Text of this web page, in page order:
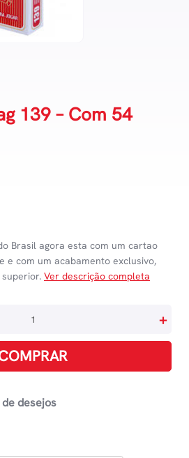
139 – Com 54
Brasil agora esta com um cartao
e com um acabamento exclusivo,
Ver descrição completa
+
desejos